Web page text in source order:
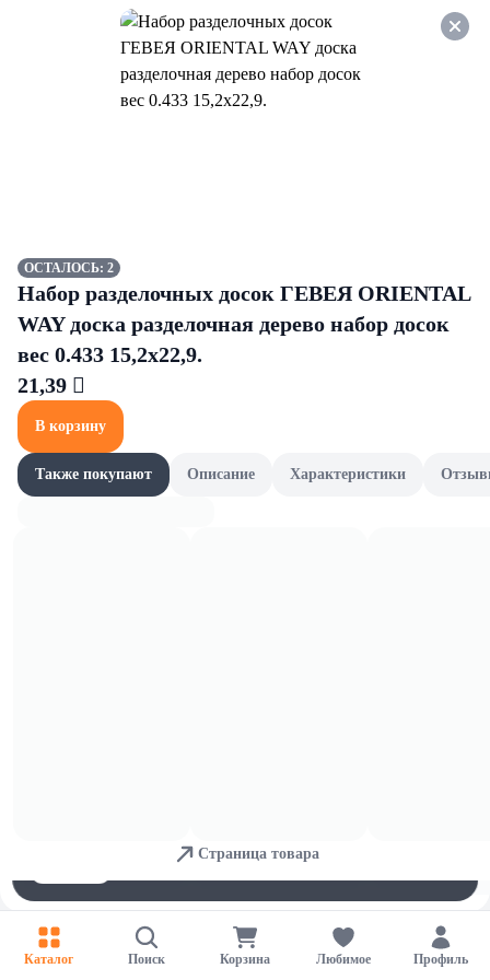
Оформляйте заказ НА
САМОВЫВОЗ и получайте
СКИДКУ 7%
Горошек и кукуруза
Каталог Поиск Корзина Любимое Профиль
Отказаться Настройки
ОСТАЛОСЬ: 2
Набор разделочных досок ГЕВЕЯ ORIENTAL
WAY доска разделочная дерево набор досок
вес 0.433 15,2х22,9.
21,39 
В корзину
Также покупают Описание Характеристики
Страница товара